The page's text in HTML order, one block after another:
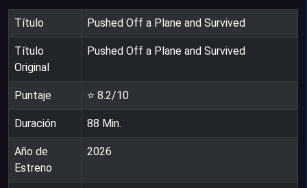
Título Pushed Off a Plane and Survived
Título
Original
Pushed Off a Plane and Survived
Puntaje ⭐ 8.2/10
Duración 88 Min.
Año de
Estreno
2026